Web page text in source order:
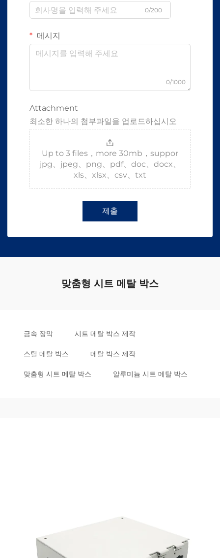
0/200
메시지
0/1000
Attachment
최소한 하나의 첨부파일을 업로드하십시오
Up to 3 files，more 30mb，suppor
jpg、jpeg、png、pdf、doc、docx、
xls、xlsx、csv、txt
제출
맞춤형 시트 메탈 박스
금속 장막 시트 메탈 박스 제작
스틸 메탈 박스 메탈 박스 제작
맞춤형 시트 메탈 박스 알루미늄 시트 메탈 박스